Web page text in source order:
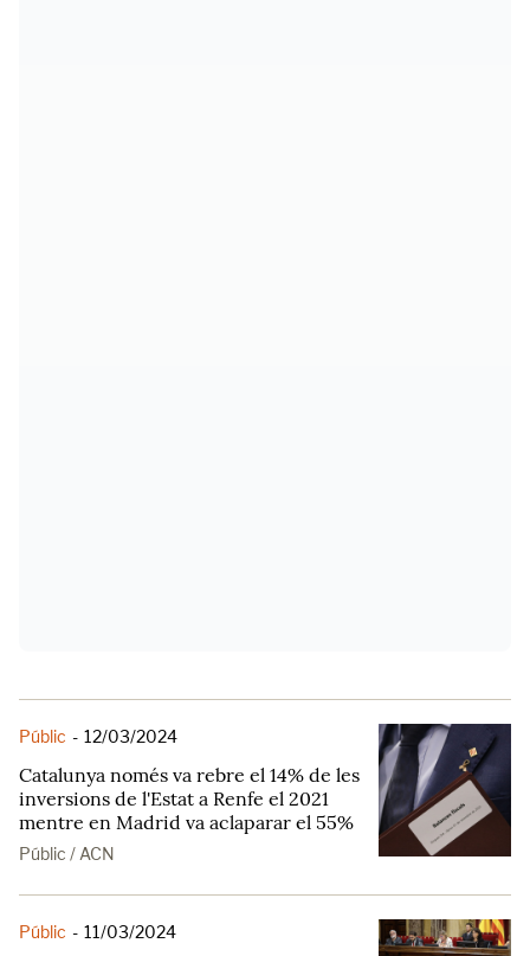
Públic - 12/03/2024
Catalunya només va rebre el 14% de les
inversions de l'Estat a Renfe el 2021
mentre en Madrid va aclaparar el 55%
Públic / ACN
Públic - 11/03/2024